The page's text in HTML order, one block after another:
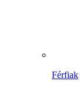
Férfiak